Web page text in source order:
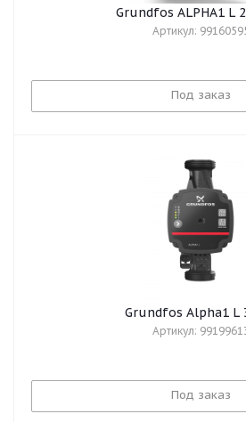
Grundfos ALPHA1 L
Артикул:
Под заказ
Grundfos Alpha1 L
Артикул:
Под заказ